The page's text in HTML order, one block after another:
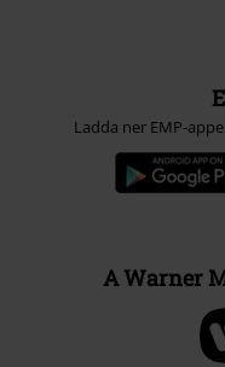
Ladda ner EMP-
A Warner